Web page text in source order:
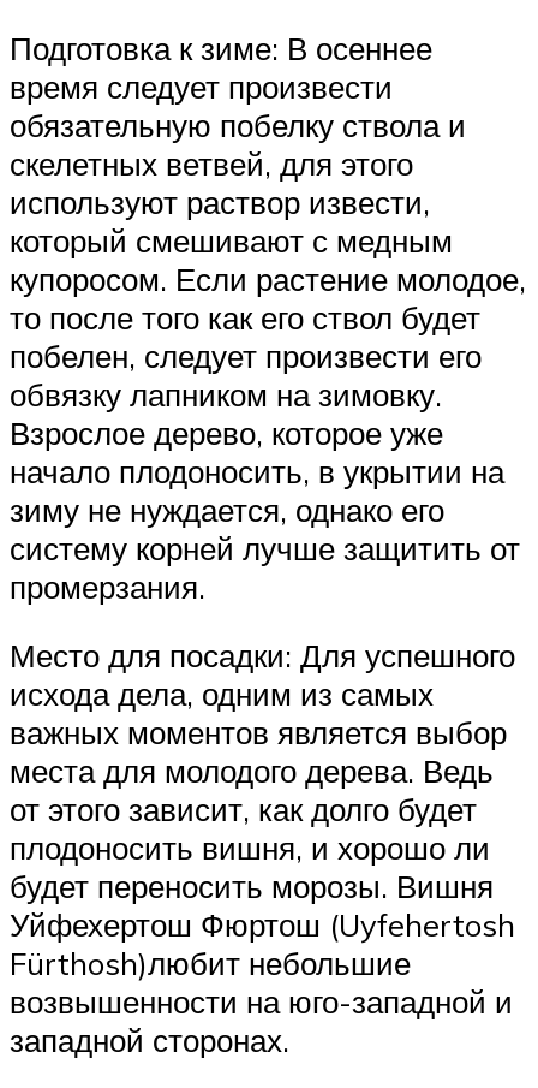
Подготовка к зиме: В осеннее
время следует произвести
обязательную побелку ствола и
скелетных ветвей, для этого
используют раствор извести,
который смешивают с медным
купоросом. Если растение молодое,
то после того как его ствол будет
побелен, следует произвести его
обвязку лапником на зимовку.
Взрослое дерево, которое уже
начало плодоносить, в укрытии на
зиму не нуждается, однако его
систему корней лучше защитить от
промерзания.
Место для посадки: Для успешного
исхода дела, одним из самых
важных моментов является выбор
места для молодого дерева. Ведь
от этого зависит, как долго будет
плодоносить вишня, и хорошо ли
будет переносить морозы. Вишня
Уйфехертош Фюртош (Uyfehertosh
Fürthosh)любит небольшие
возвышенности на юго-западной и
западной сторонах.